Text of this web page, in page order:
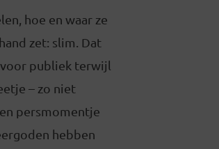
hoe en waar ze
zet: slim. Dat
publiek terwijl
– zo niet
persmomentje
hebben